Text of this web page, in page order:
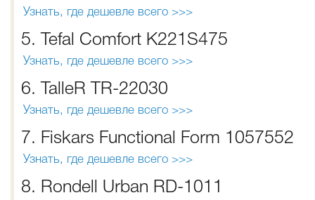
Узнать, где дешевле всего >>>
5. Tefal Comfort K221S475
Узнать, где дешевле всего >>>
6. TalleR TR-22030
Узнать, где дешевле всего >>>
7. Fiskars Functional Form 1057552
Узнать, где дешевле всего >>>
8. Rondell Urban RD-1011